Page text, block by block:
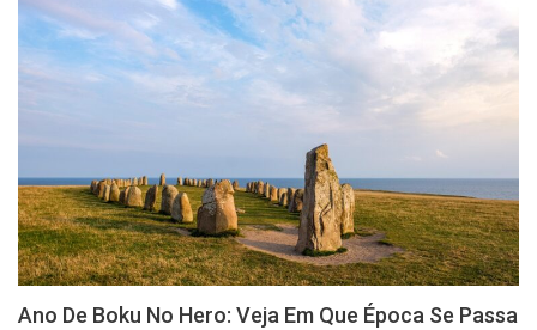
Ano De Boku No Hero: Veja Em Que Época Se Passa